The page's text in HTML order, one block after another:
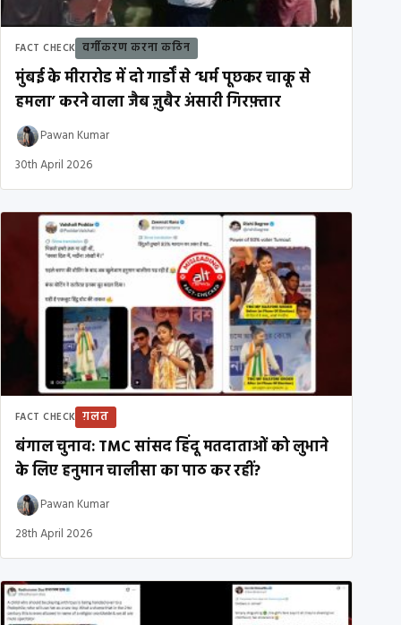
FACT CHECK वर्गीकरण करना कठिन
मुंबई के मीरारोड में दो गार्डों से ‘धर्म पूछकर चाकू से
हमला’ करने वाला जैब ज़ुबैर अंसारी गिरफ़्तार
Pawan Kumar
30th April 2026
FACT CHECK ग़लत
बंगाल चुनाव: TMC सांसद हिंदू मतदाताओं को लुभाने
के लिए हनुमान चालीसा का पाठ कर रहीं?
Pawan Kumar
28th April 2026